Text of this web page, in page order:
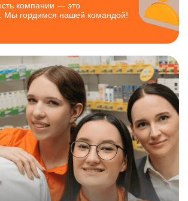
компании — это
Мы гордимся нашей командой!